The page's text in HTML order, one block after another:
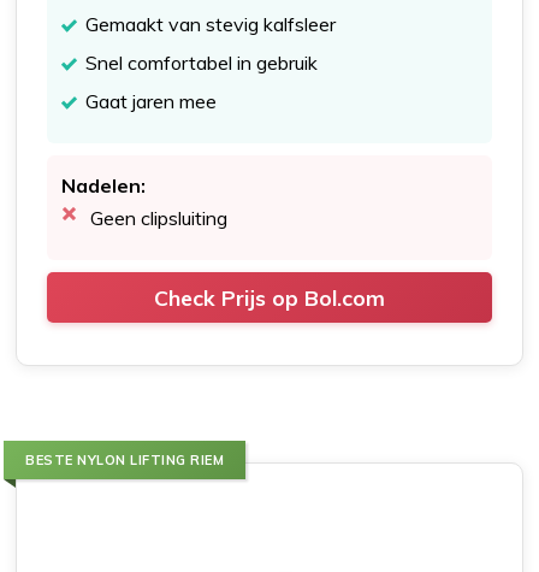
Gemaakt van stevig kalfsleer
Snel comfortabel in gebruik
Gaat jaren mee
Nadelen:
Geen clipsluiting
Check Prijs op Bol.com
BESTE NYLON LIFTING RIEM